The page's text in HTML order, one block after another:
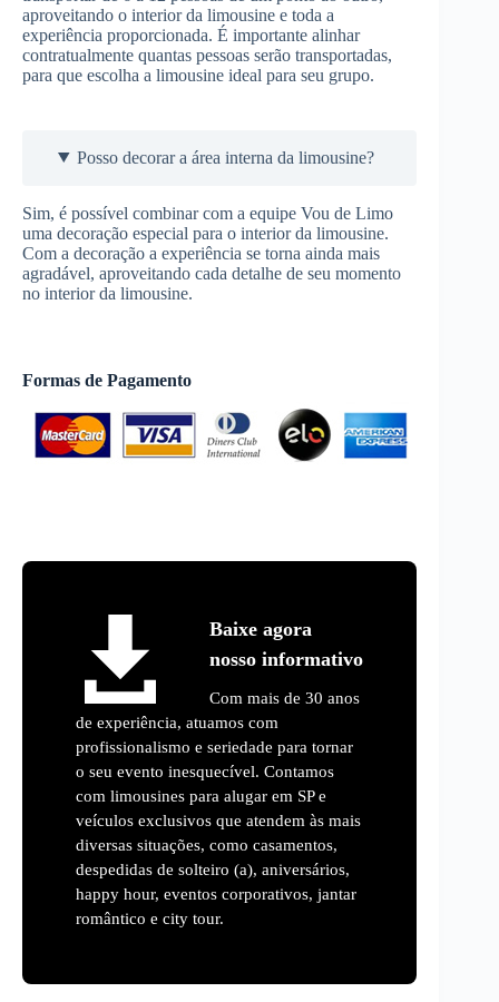
aproveitando o interior da limousine e toda a
experiência proporcionada. É importante alinhar
contratualmente quantas pessoas serão transportadas,
para que escolha a limousine ideal para seu grupo.
Posso decorar a área interna da limousine?
Sim, é possível combinar com a equipe Vou de Limo
uma decoração especial para o interior da limousine.
Com a decoração a experiência se torna ainda mais
agradável, aproveitando cada detalhe de seu momento
no interior da limousine.
Formas de Pagamento
Baixe agora
nosso informativo
Com mais de 30 anos
de experiência, atuamos com
profissionalismo e seriedade para tornar
o seu evento inesquecível. Contamos
com limousines para alugar em SP e
veículos exclusivos que atendem às mais
diversas situações, como casamentos,
despedidas de solteiro (a), aniversários,
happy hour, eventos corporativos, jantar
romântico e city tour.